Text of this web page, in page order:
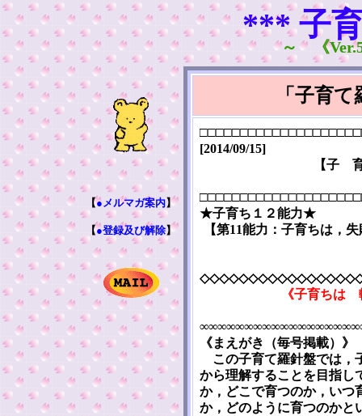
*** 子
～ 《
【●メルマガ案内】
【●登録及び解除】
「子育
[2014/09/15]
【子
★子育ち１２能力★
【第11能力：子育ちは，
《子育ちは
《まえがき（毎号掲載）》
この子育て羅針盤では，
から理解することを目指し
か，どこで育つのか，いつ
か，どのように育つのかと